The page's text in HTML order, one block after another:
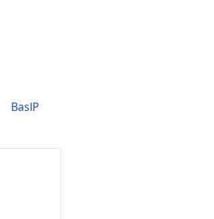
BasIP